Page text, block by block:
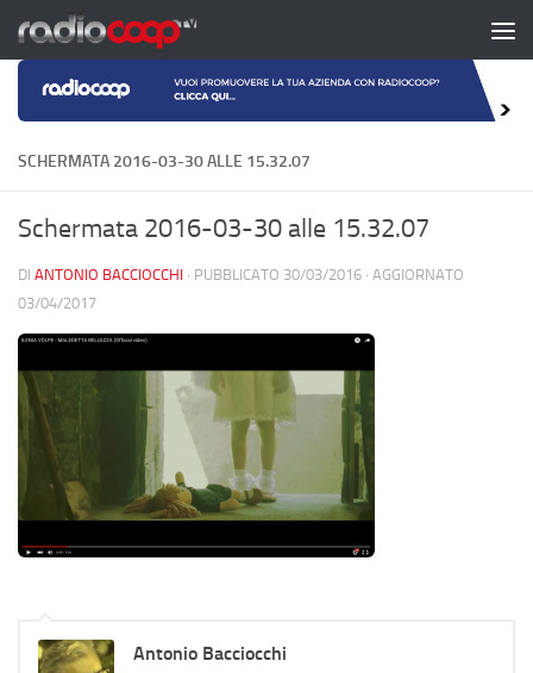
Salta al contenuto
SCHERMATA 2016-03-30 ALLE 15.32.07
Schermata 2016-03-30 alle 15.32.07
DI ANTONIO BACCIOCCHI · PUBBLICATO 30/03/2016 · AGGIORNATO
03/04/2017
Antonio Bacciocchi